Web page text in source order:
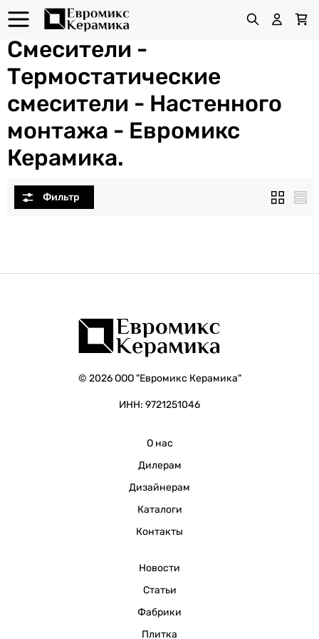
Смесители -
Термостатические
смесители - Настенного
монтажа - Евромикс
Керамика.
© 2026 ООО "Евромикс Керамика"
ИНН: 9721251046
О нас
Дилерам
Дизайнерам
Каталоги
Контакты
Новости
Статьи
Фабрики
Плитка